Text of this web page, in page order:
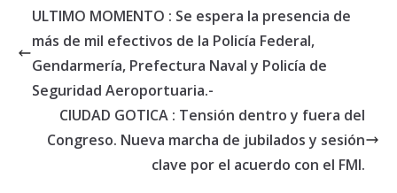
ULTIMO MOMENTO : Se espera la presencia de
más de mil efectivos de la Policía Federal,
Gendarmería, Prefectura Naval y Policía de
Seguridad Aeroportuaria.-
CIUDAD GOTICA : Tensión dentro y fuera del
Congreso. Nueva marcha de jubilados y sesión
clave por el acuerdo con el FMI.